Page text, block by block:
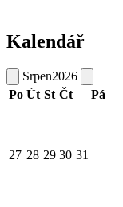
Kalendář
Srpen2026
Po Út St Čt Pá
27 28 29 30 31